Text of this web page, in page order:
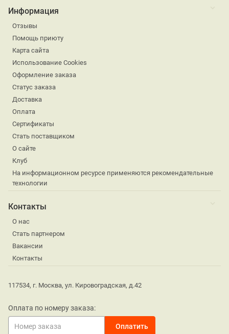
Информация
Отзывы
Помощь приюту
Карта сайта
Использование Cookies
Оформление заказа
Статус заказа
Доставка
Оплата
Сертификаты
Стать поставщиком
О сайте
Клуб
На информационном ресурсе применяются рекомендательные
технологии
Контакты
О нас
Стать партнером
Вакансии
Контакты
117534, г. Москва, ул. Кировоградская, д.42
Оплата по номеру заказа: